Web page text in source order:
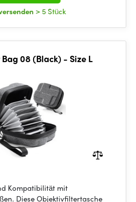
> 5 Stück
08 (Black) - Size L
Kompatibilität mit
Diese Objektivfiltertasche